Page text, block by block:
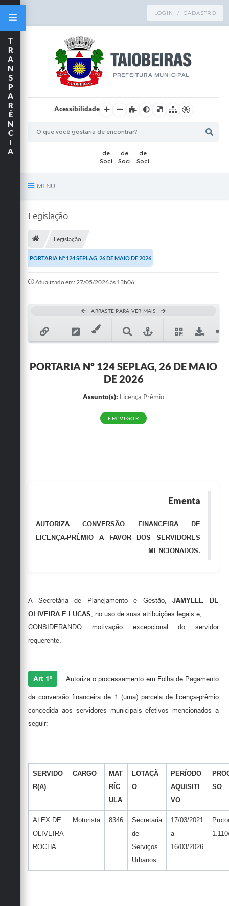
LOGIN / CADASTRO
Acessibilidade
MENU
Publicações
A Prefeitura
Ouvidoria
Legislação
Links
Telefones Úteis
Sala M. do Empreendedor
T
R
A
N
S
P
A
R
Ê
N
C
I
A
Legislação
Legislação
PORTARIA Nº 124 SEPLAG, 26 DE MAIO DE 2026
Atualizado em: 27/05/2026 às 13h06
ARRASTE PARA VER MAIS
PORTARIA Nº 124 SEPLAG, 26 DE MAIO
DE 2026
Assunto(s): Licença Prêmio
EM VIGOR
Ementa
AUTORIZA CONVERSÃO FINANCEIRA DE
LICENÇA-PRÊMIO A FAVOR DOS SERVIDORES
MENCIONADOS.
A Secretária de Planejamento e Gestão,JAMYLLE DE
OLIVEIRA E LUCAS, no uso de suas atribuições legais e,
CONSIDERANDO motivação excepcional do servidor
requerente,
Art 1º Autoriza o processamento em Folha de Pagamento
da conversão financeira de 1 (uma) parcela de licença-prêmio
concedida aos servidores municipais efetivos mencionados a
seguir:
SERVIDO
R(A)
CARGO
MAT
RÍC
ULA
LOTAÇÃ
O
PERÍODO
AQUISITI
VO
SO
ALEX DE
OLIVEIRA
ROCHA
Motorista 8346
Secretaria
de
Serviços
Urbanos
17/03/2021
a
16/03/2026